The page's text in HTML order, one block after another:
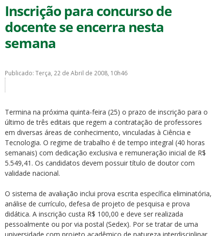
Inscrição para concurso de
docente se encerra nesta
semana
Publicado: Terça, 22 de Abril de 2008, 10h46
Termina na próxima quinta-feira (25) o prazo de inscrição para o
último de três editais que regem a contratação de professores
em diversas áreas de conhecimento, vinculadas à Ciência e
Tecnologia. O regime de trabalho é de tempo integral (40 horas
semanais) com dedicação exclusiva e remuneração inicial de R$
5.549,41. Os candidatos devem possuir título de doutor com
validade nacional.
O sistema de avaliação inclui prova escrita específica eliminatória,
análise de currículo, defesa de projeto de pesquisa e prova
didática. A inscrição custa R$ 100,00 e deve ser realizada
pessoalmente ou por via postal (Sedex). Por se tratar de uma